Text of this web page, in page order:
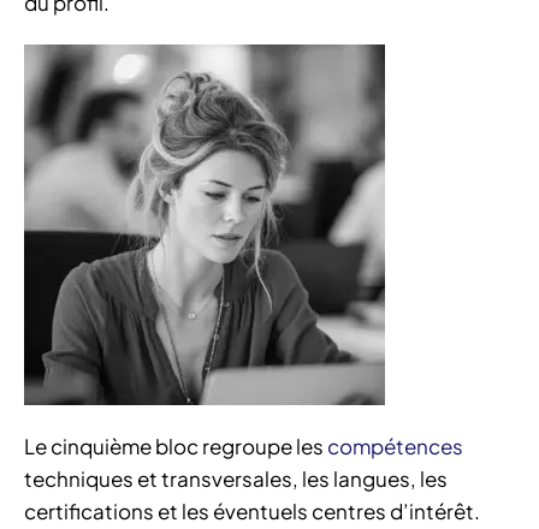
Le cinquième bloc regroupe les compétences
techniques et transversales, les langues, les
certifications et les éventuels centres d’intérêt.